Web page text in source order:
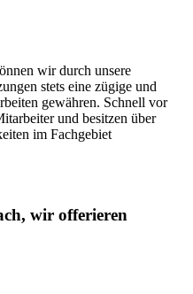
wir durch unsere
stets eine zügige und
gewähren. Schnell vor
und besitzen über
im Fachgebiet
wir offerieren